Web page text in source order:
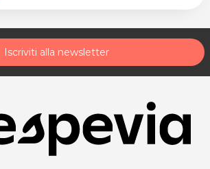
Iscriviti alla newsletter